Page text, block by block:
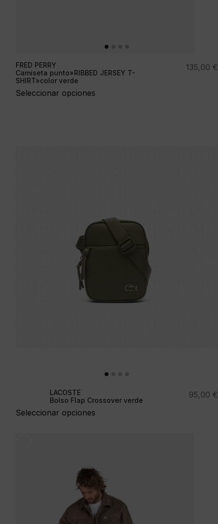
FRED PERRY
Camiseta punto»RIBBED JERSEY T-
SHIRT»color verde
Seleccionar opciones
135,00 €
LACOSTE
Bolso Flap Crossover verde
Seleccionar opciones
95,00 €